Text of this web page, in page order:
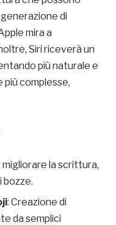
di
mira a
Siri riceverà un
più naturale e
complesse,
la scrittura,
bozze.
: Creazione di
da semplici